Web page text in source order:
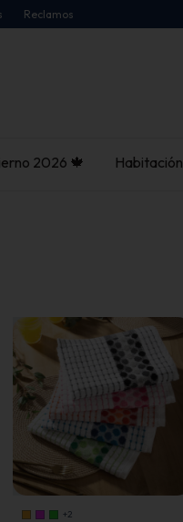
Reclamos
2026 🍁 Habitación
+2